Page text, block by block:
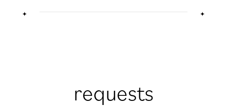
requests